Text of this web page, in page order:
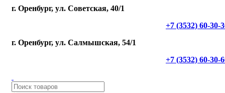
г. Оренбург, ул. Советская, 40/1
+7 (3532) 60-30-
г. Оренбург, ул. Салмышская, 54/1
+7 (3532) 60-30-